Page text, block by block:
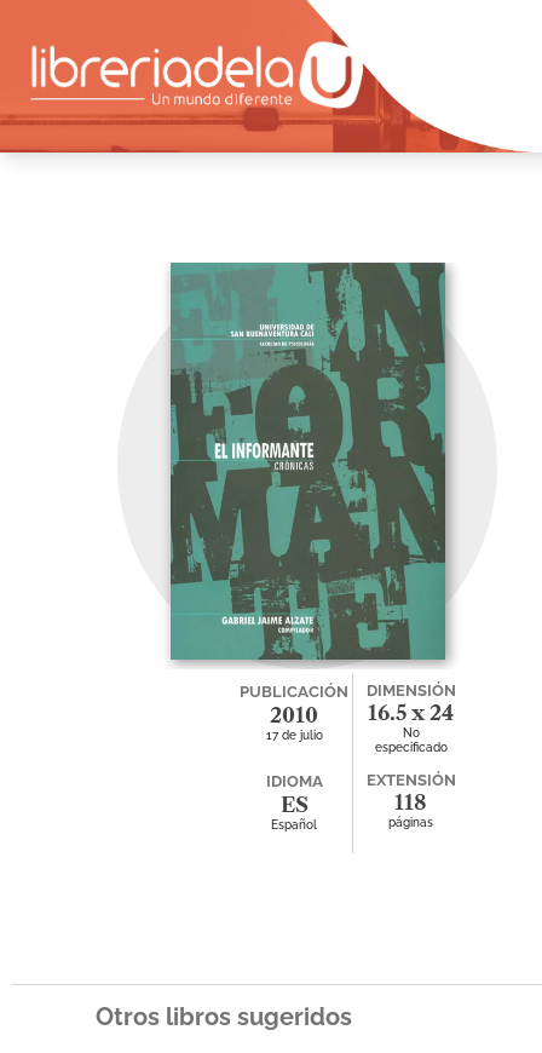
PUBLICACIÓN
2010
17 de julio
DIMENSIÓN
16.5 x 24
No
especificado
IDIOMA
ES
Español
EXTENSIÓN
118
páginas
Otros libros sugeridos